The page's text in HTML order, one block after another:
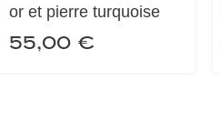
or et pierre turquoise
55,00 €